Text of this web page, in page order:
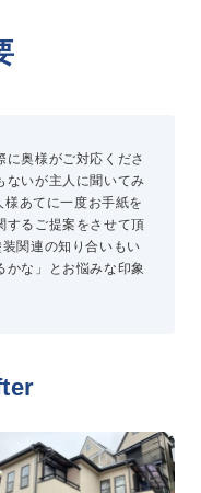
に奥様がご対応くださ
ないが主人に聞いてみ
あてに一度お手紙を
するご提案をさせて頂
関連の知り合いもい
かな」とお悩みな印象